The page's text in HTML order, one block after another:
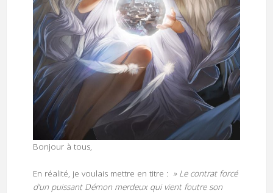
Bonjour à tous,
En réalité, je voulais mettre en titre : » Le contrat forcé
d’un puissant Démon merdeux qui vient foutre son